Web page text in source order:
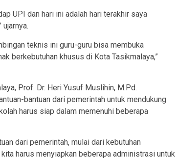
UPI dan hari ini adalah hari terakhir saya
teknis ini guru-guru bisa membuka
berkebutuhan khusus di Kota Tasikmalaya,”
Prof. Dr. Heri Yusuf Muslihin, M.Pd.
bantuan dari pemerintah untuk mendukung
harus siap dalam memenuhi beberapa
dari pemerintah, mulai dari kebutuhan
harus menyiapkan beberapa administrasi untuk